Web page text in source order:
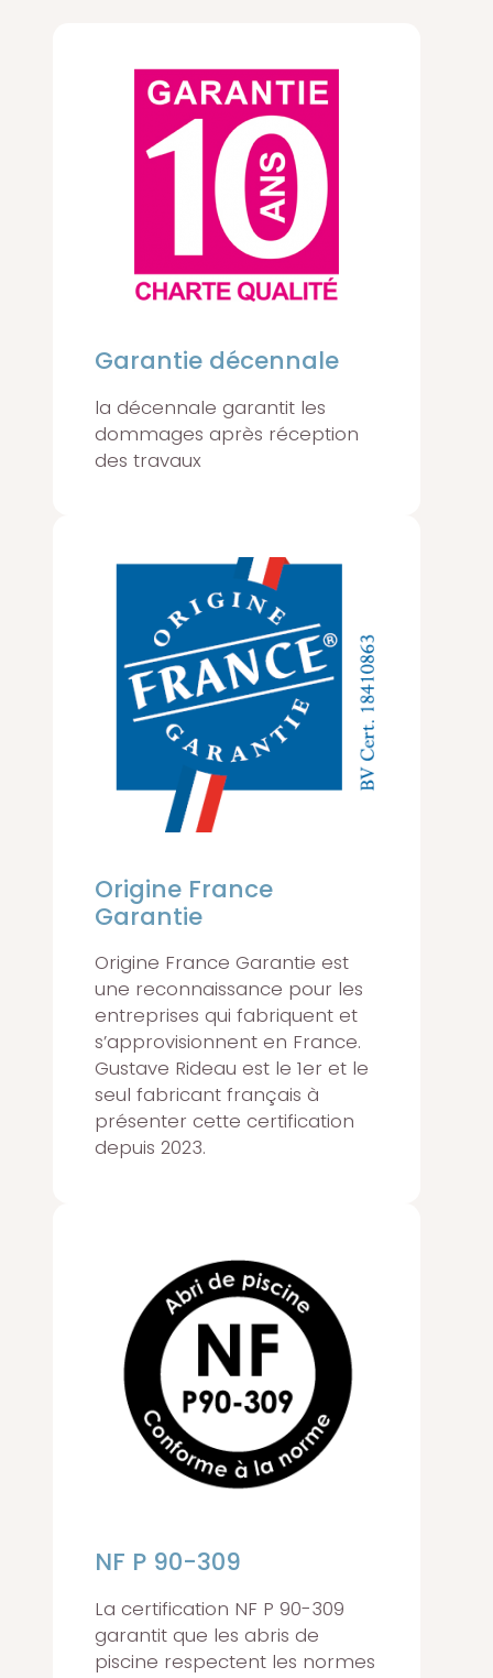
Garantie décennale
la décennale garantit les
dommages après réception
des travaux
Origine France
Garantie
Origine France Garantie est
une reconnaissance pour les
entreprises qui fabriquent et
s’approvisionnent en France.
Gustave Rideau est le 1er et le
seul fabricant français à
présenter cette certification
depuis 2023.
NF P 90-309
La certification NF P 90-309
garantit que les abris de
piscine respectent les normes